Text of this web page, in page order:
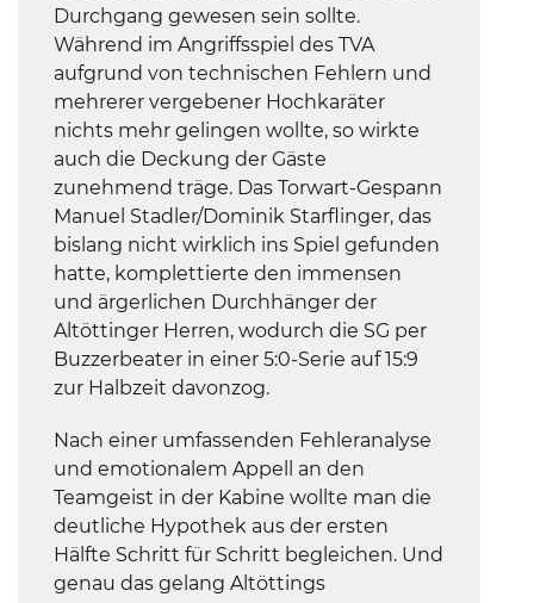
Durchgang gewesen sein sollte.
Während im Angriffsspiel des TVA
aufgrund von technischen Fehlern und
mehrerer vergebener Hochkaräter
nichts mehr gelingen wollte, so wirkte
auch die Deckung der Gäste
zunehmend träge. Das Torwart-Gespann
Manuel Stadler/Dominik Starflinger, das
bislang nicht wirklich ins Spiel gefunden
hatte, komplettierte den immensen
und ärgerlichen Durchhänger der
Altöttinger Herren, wodurch die SG per
Buzzerbeater in einer 5:0-Serie auf 15:9
zur Halbzeit davonzog.
Nach einer umfassenden Fehleranalyse
und emotionalem Appell an den
Teamgeist in der Kabine wollte man die
deutliche Hypothek aus der ersten
Hälfte Schritt für Schritt begleichen. Und
genau das gelang Altöttings